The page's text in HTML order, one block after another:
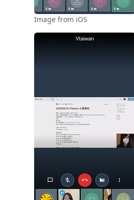
Image from iOS